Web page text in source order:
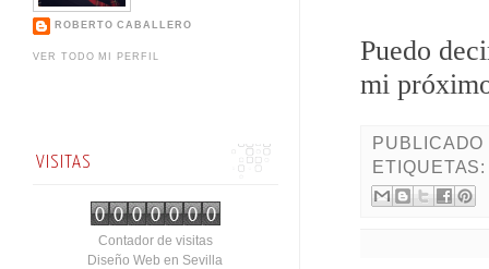
Puedo
mi
ROBERTO CABALLERO
VER TODO MI PERFIL
VISITAS
Contador de visitas
Diseño Web en Sevilla